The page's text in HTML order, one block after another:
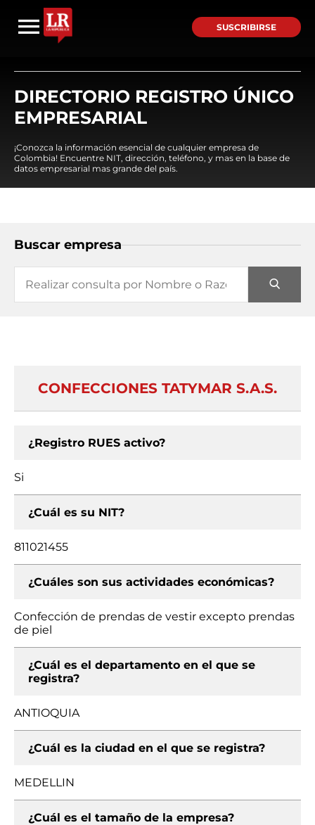
SUSCRIBIRSE
DIRECTORIO REGISTRO ÚNICO
EMPRESARIAL
¡Conozca la información esencial de cualquier empresa de
Colombia! Encuentre NIT, dirección, teléfono, y mas en la base de
datos empresarial mas grande del país.
Buscar empresa
CONFECCIONES TATYMAR S.A.S.
¿Registro RUES activo?
Si
¿Cuál es su NIT?
811021455
¿Cuáles son sus actividades económicas?
Confección de prendas de vestir excepto prendas
de piel
¿Cuál es el departamento en el que se
registra?
ANTIOQUIA
¿Cuál es la ciudad en el que se registra?
MEDELLIN
¿Cuál es el tamaño de la empresa?